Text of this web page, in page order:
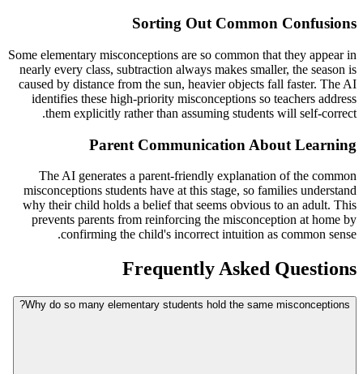
Sorting Out Common Confusions
Some elementary misconceptions are so common that they appear in
nearly every class, subtraction always makes smaller, the season is
caused by distance from the sun, heavier objects fall faster. The AI
identifies these high-priority misconceptions so teachers address
them explicitly rather than assuming students will self-correct.
Parent Communication About Learning
The AI generates a parent-friendly explanation of the common
misconceptions students have at this stage, so families understand
why their child holds a belief that seems obvious to an adult. This
prevents parents from reinforcing the misconception at home by
confirming the child's incorrect intuition as common sense.
Frequently Asked Questions
Why do so many elementary students hold the same misconceptions?